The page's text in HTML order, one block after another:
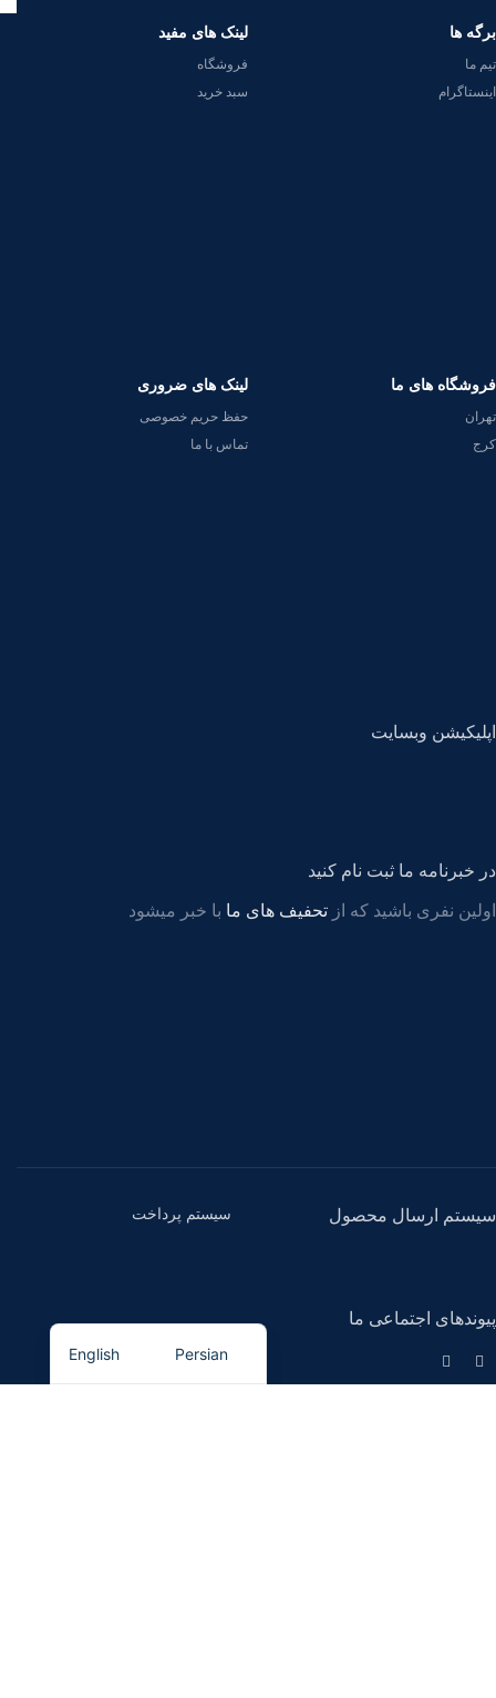
برگه ها
تیم ما
اینستاگرام
لینک های مفید
فروشگاه
سبد خرید
فروشگاه های ما
تهران
کرج
لینک های ضروری
حفظ حریم خصوصی
تماس با ما
اپلیکیشن وبسایت
در خبرنامه ما ثبت نام کنید
اولین نفری باشید که از تحفیف های ما با خبر میشود
سیستم پرداخت سیستم ارسال محصول
پیوندهای اجتماعی ما
Persian
English